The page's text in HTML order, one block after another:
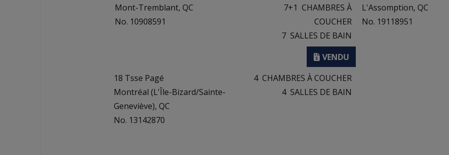
Mont-Tremblant, QC
No. 10908591
7+1 CHAMBRES À
COUCHER
7 SALLES DE BAIN
L'Assomption, QC
No. 19118951
18 Tsse Pagé
Montréal (L'Île-Bizard/Sainte-
Geneviève), QC
No. 13142870
4 CHAMBRES À COUCHER
4 SALLES DE BAIN